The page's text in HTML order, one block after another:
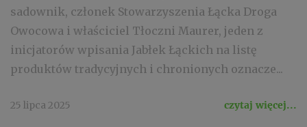
sadownik, członek Stowarzyszenia Łącka Droga
Owocowa i właściciel Tłoczni Maurer, jeden z
inicjatorów wpisania Jabłek Łąckich na listę
produktów tradycyjnych i chronionych oznacze...
25 lipca 2025 czytaj więcej...